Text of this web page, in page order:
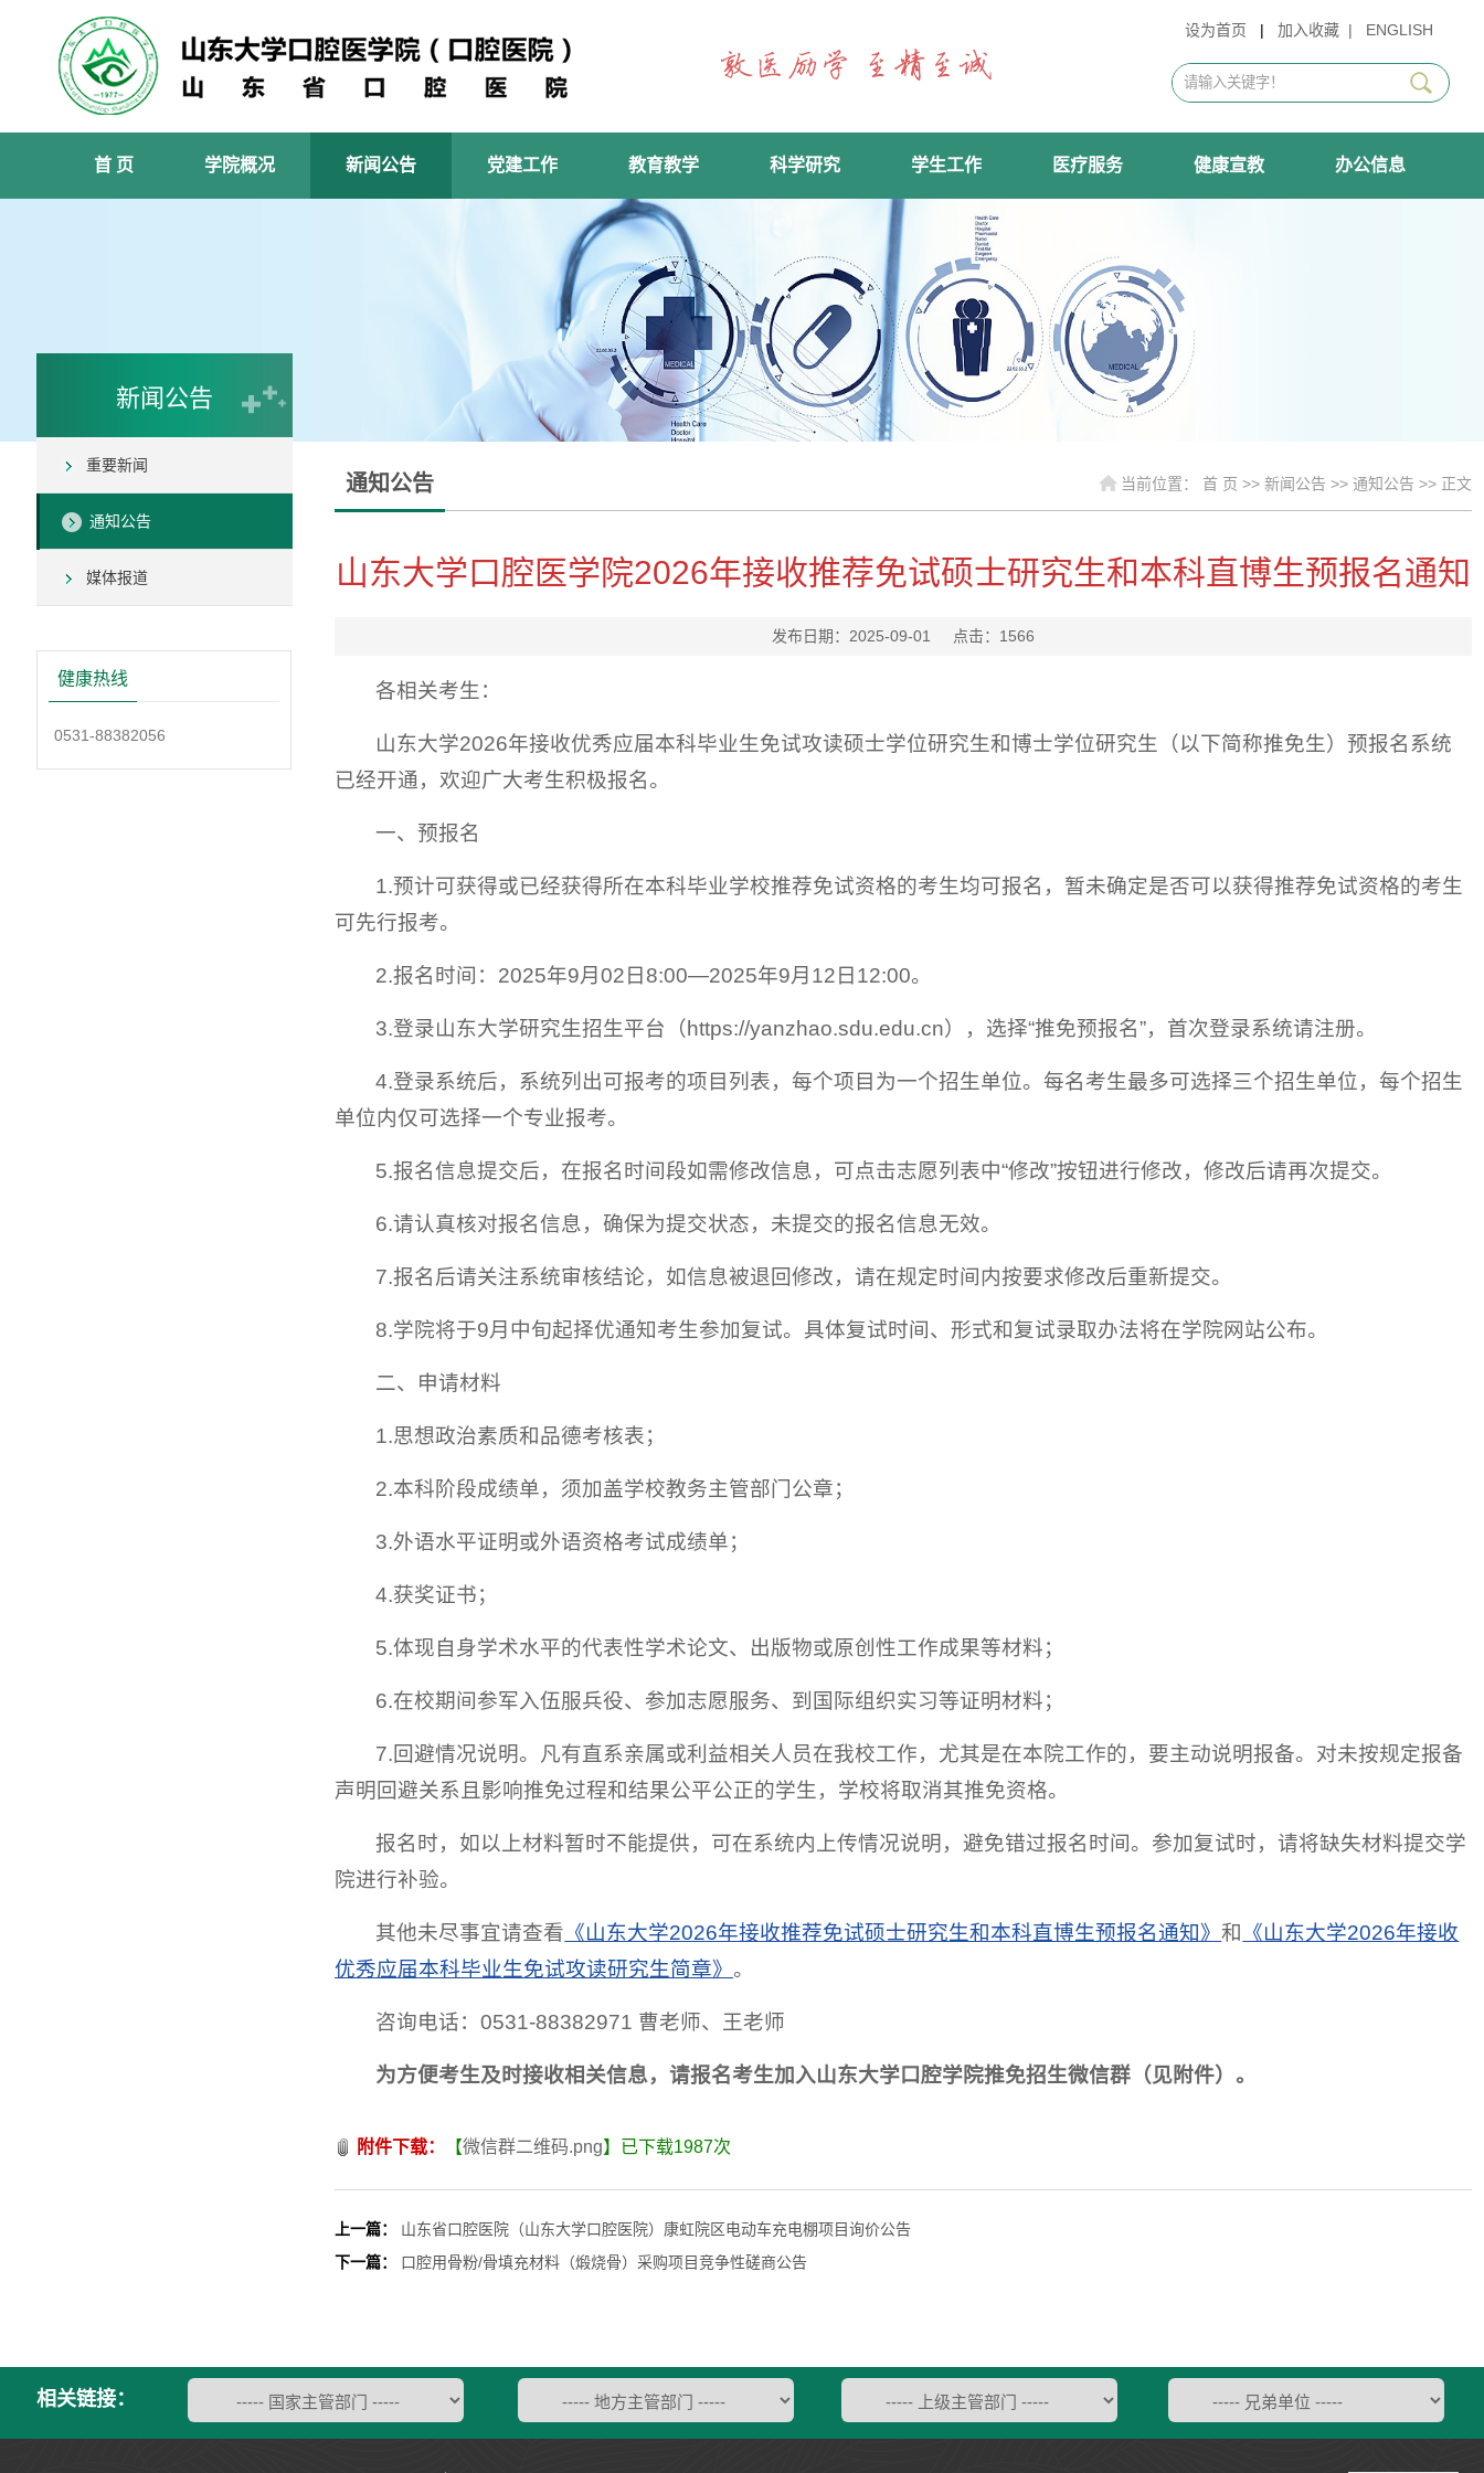
设为首页 | 加入收藏 | ENGLISH
首 页 学院概况 新闻公告 党建工作 教育教学 科学研究 学生工作 医疗服务 健康宣教 办公信息
新闻公告
重要新闻
通知公告
媒体报道
健康热线
0531-88382056
通知公告 当前位置： 首 页 >> 新闻公告 >> 通知公告 >> 正文
山东大学口腔医学院2026年接收推荐免试硕士研究生和本科直博生预报名通知
发布日期：2025-09-01 点击： 1566
各相关考生：
山东大学2026年接收优秀应届本科毕业生免试攻读硕士学位研究生和博士学位研究生（以下简称推免生）预报名系统
已经开通，欢迎广大考生积极报名。
一、预报名
1.预计可获得或已经获得所在本科毕业学校推荐免试资格的考生均可报名，暂未确定是否可以获得推荐免试资格的考生
可先行报考。
2.报名时间：2025年9月02日8:00—2025年9月12日12:00。
3.登录山东大学研究生招生平台（https://yanzhao.sdu.edu.cn），选择“推免预报名”，首次登录系统请注册。
4.登录系统后，系统列出可报考的项目列表，每个项目为一个招生单位。每名考生最多可选择三个招生单位，每个招生
单位内仅可选择一个专业报考。
5.报名信息提交后，在报名时间段如需修改信息，可点击志愿列表中“修改”按钮进行修改，修改后请再次提交。
6.请认真核对报名信息，确保为提交状态，未提交的报名信息无效。
7.报名后请关注系统审核结论，如信息被退回修改，请在规定时间内按要求修改后重新提交。
8.学院将于9月中旬起择优通知考生参加复试。具体复试时间、形式和复试录取办法将在学院网站公布。
二、申请材料
1.思想政治素质和品德考核表；
2.本科阶段成绩单，须加盖学校教务主管部门公章；
3.外语水平证明或外语资格考试成绩单；
4.获奖证书；
5.体现自身学术水平的代表性学术论文、出版物或原创性工作成果等材料；
6.在校期间参军入伍服兵役、参加志愿服务、到国际组织实习等证明材料；
7.回避情况说明。凡有直系亲属或利益相关人员在我校工作，尤其是在本院工作的，要主动说明报备。对未按规定报备
声明回避关系且影响推免过程和结果公平公正的学生，学校将取消其推免资格。
报名时，如以上材料暂时不能提供，可在系统内上传情况说明，避免错过报名时间。参加复试时，请将缺失材料提交学
院进行补验。
其他未尽事宜请查看 《山东大学2026年接收推荐免试硕士研究生和本科直博生预报名通知》和
《山东大学2026年接收
优秀应届本科毕业生免试攻读研究生简章》 。
咨询电话：0531-88382971 曹老师、王老师
为方便考生及时接收相关信息，请报名考生加入山东大学口腔学院推免招生微信群（见附件）。
附件下载： 【微信群二维码.png】已下载1987次
上一篇：
山东省口腔医院（山东大学口腔医院）康虹院区电动车充电棚项目询价公告
下一篇：
口腔用骨粉/骨填充材料（煅烧骨）采购项目竞争性磋商公告
相关链接：